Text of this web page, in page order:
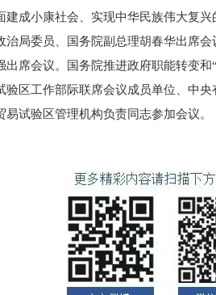
建成小康社会、实现中华民族伟大复兴
委员、国务院副总理胡春华出席会
出席会议。国务院推进政府职能转变和
验区工作部际联席会议成员单位、中
易试验区管理机构负责同志参加会议。